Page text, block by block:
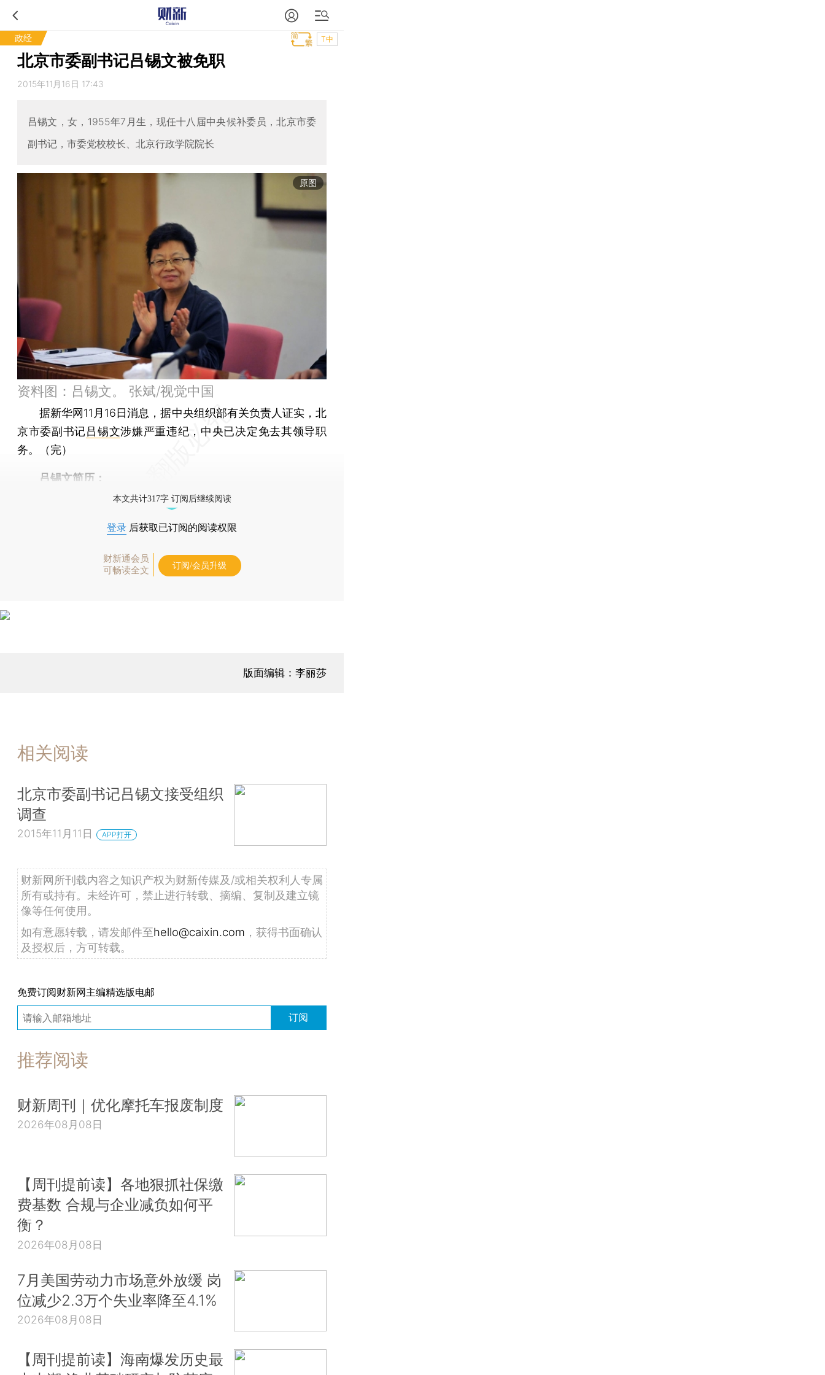
政经 T中
北京市委副书记吕锡文被免职
2015年11月16日 17:43
吕锡文，女，1955年7月生，现任十八届中央候补委员，北京市委
副书记，市委党校校长、北京行政学院院长
原图
资料图：吕锡文。 张斌/视觉中国
据新华网11月16日消息，据中央组织部有关负责人证实，北
京市委副书记吕锡文涉嫌严重违纪，中央已决定免去其领导职
务。（完）
吕锡文简历：
本文共计317字 订阅后继续阅读
登录 后获取已订阅的阅读权限
财新通会员
可畅读全文
订阅/会员升级
版面编辑：李丽莎
相关阅读
北京市委副书记吕锡文接受组织
调查
2015年11月11日 APP打开
财新网所刊载内容之知识产权为财新传媒及/或相关权利人专属
所有或持有。未经许可，禁止进行转载、摘编、复制及建立镜
像等任何使用。
如有意愿转载，请发邮件至hello@caixin.com ，获得书面确认
及授权后，方可转载。
免费订阅财新网主编精选版电邮
订阅
推荐阅读
财新周刊｜优化摩托车报废制度
2026年08月08日
【周刊提前读】各地狠抓社保缴
费基数 合规与企业减负如何平
衡？
2026年08月08日
7月美国劳动力市场意外放缓 岗
位减少2.3万个失业率降至4.1%
2026年08月08日
【周刊提前读】海南爆发历史最